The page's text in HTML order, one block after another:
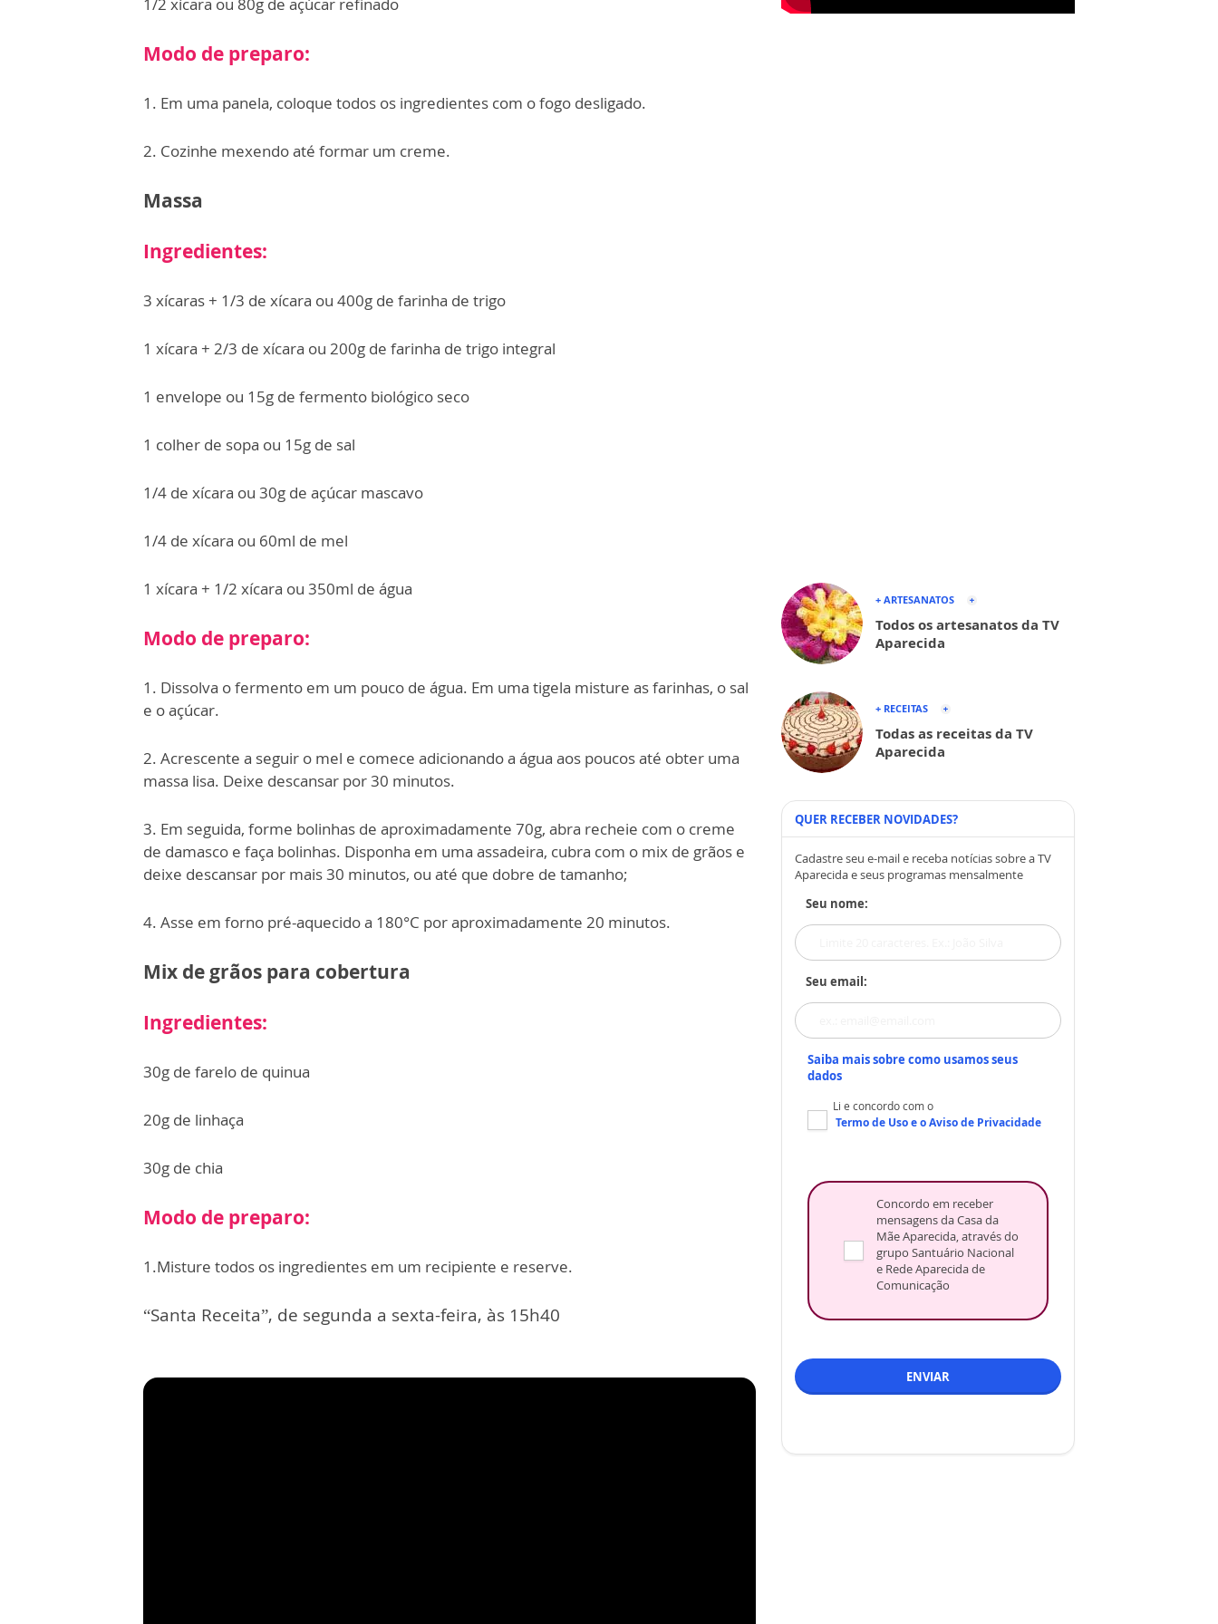
Modo de preparo:
1. Em uma panela, coloque todos os ingredientes com o fogo desligado.
2. Cozinhe mexendo até formar um creme.
Massa
Ingredientes:
3 xícaras + 1/3 de xícara ou 400g de farinha de trigo
1 xícara + 2/3 de xícara ou 200g de farinha de trigo integral
1 envelope ou 15g de fermento biológico seco
1 colher de sopa ou 15g de sal
1/4 de xícara ou 30g de açúcar mascavo
1/4 de xícara ou 60ml de mel
1 xícara + 1/2 xícara ou 350ml de água
Modo de preparo:
1. Dissolva o fermento em um pouco de água. Em uma tigela misture as farinhas, o sal
e o açúcar.
2. Acrescente a seguir o mel e comece adicionando a água aos poucos até obter uma
massa lisa. Deixe descansar por 30 minutos.
3. Em seguida, forme bolinhas de aproximadamente 70g, abra recheie com o creme
de damasco e faça bolinhas. Disponha em uma assadeira, cubra com o mix de grãos e
deixe descansar por mais 30 minutos, ou até que dobre de tamanho;
4. Asse em forno pré-aquecido a 180°C por aproximadamente 20 minutos.
Mix de grãos para cobertura
Ingredientes:
30g de farelo de quinua
20g de linhaça
30g de chia
Modo de preparo:
1.Misture todos os ingredientes em um recipiente e reserve.
“Santa Receita”, de segunda a sexta-feira, às 15h40
+ ARTESANATOS
Todos os artesanatos da TV
Aparecida
+ RECEITAS
Todas as receitas da TV
Aparecida
QUER RECEBER NOVIDADES?
Cadastre seu e-mail e receba notícias sobre a TV
Aparecida e seus programas mensalmente
Seu nome:
Seu email:
Saiba mais sobre como usamos seus
dados
Li e concordo com o
Termo de Usoe oAviso de Privacidade
Concordo em receber
mensagens da Casa da
Mãe Aparecida, através do
grupo Santuário Nacional
e Rede Aparecida de
Comunicação
ENVIAR